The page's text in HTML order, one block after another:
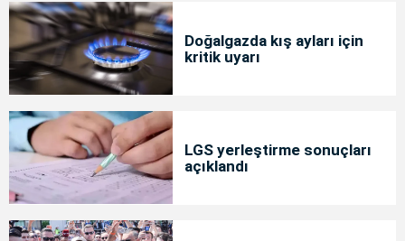
Doğalgazda kış ayları için
kritik uyarı
LGS yerleştirme sonuçları
açıklandı